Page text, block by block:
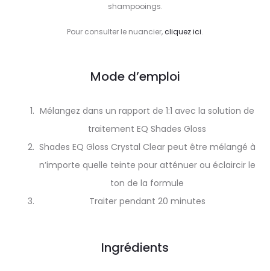
shampooings.
Pour consulter le nuancier,cliquez ici.
Mode d’emploi
Mélangez dans un rapport de 1:1 avec la solution de
traitement EQ Shades Gloss
Shades EQ Gloss Crystal Clear peut être mélangé à
n’importe quelle teinte pour atténuer ou éclaircir le
ton de la formule
Traiter pendant 20 minutes
Ingrédients